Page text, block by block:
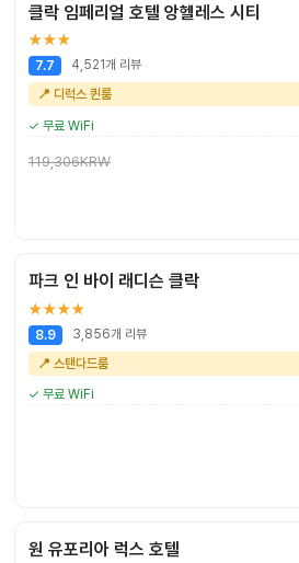
클락 임페리얼 호텔 앙헬레스 시티
★★★
7.7
4,521개 리뷰
📍 디럭스 퀸룸
✓ 무료 WiFi
119,306KRW
파크 인 바이 래디슨 클락
★★★★
8.9
3,856개 리뷰
📍 스탠다드룸
✓ 무료 WiFi
원 유포리아 럭스 호텔